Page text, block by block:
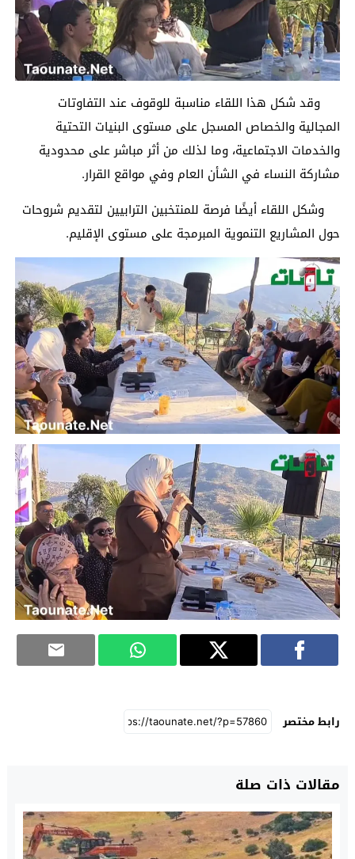
وقد شكل هذا اللقاء مناسبة للوقوف عند التفاوتات
المجالية والخصاص المسجل على مستوى البنيات التحتية
والخدمات الاجتماعية، وما لذلك من أثر مباشر على محدودية
مشاركة النساء في الشأن العام وفي مواقع القرار.
وشكل اللقاء أيضًا فرصة للمنتخبين الترابيين لتقديم شروحات
حول المشاريع التنموية المبرمجة على مستوى الإقليم.
رابط مختصر
مقالات ذات صلة